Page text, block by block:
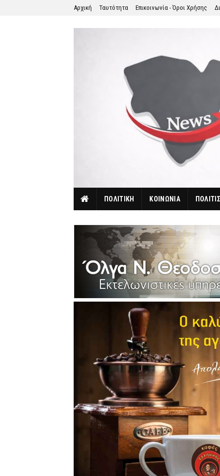
Αρχική Ταυτότητα Επικοινωνία - Όροι Χρήσης
ΠΟΛΙΤΙΚΗ ΚΟΙΝΩΝΙΑ